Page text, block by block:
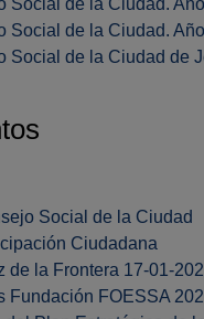
Social de la Ciudad.
Social de la Ciudad.
Social de la Ciudad de
Social de la Ciudad
Ciudadana
de la Frontera 17-01-
Fundación FOESSA